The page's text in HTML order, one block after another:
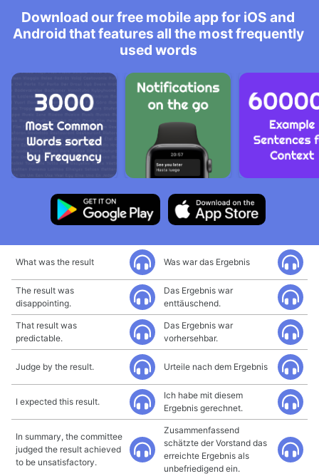
Download our free mobile app for iOS and
Android that features all the most frequently
used words
What was the result Was war das Ergebnis
The result was
disappointing.
Das Ergebnis war
enttäuschend.
That result was
predictable.
Das Ergebnis war
vorhersehbar.
Judge by the result. Urteile nach dem Ergebnis
I expected this result.
Ich habe mit diesem
Ergebnis gerechnet.
In summary, the committee
judged the result achieved
to be unsatisfactory.
Zusammenfassend
schätzte der Vorstand das
erreichte Ergebnis als
unbefriedigend ein.